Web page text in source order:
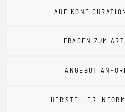
AUF
FRAGEN ZUM
ANGEBOT
HERSTELLER